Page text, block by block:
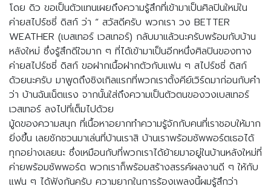
โดย ดิว ขอเป็นตัวแทนเผยถึงความรู้สึกที่เข้ามาเป็นศิลปินใหม่ใน
ค่ายสไปร์ซซี่ ดิสก์ ว่า “ สวัสดีครับ พวกเรา วง BETTER
WEATHER (เบสเทอร์ เวสเทอร์) กลับมาแล้วนะครับพร้อมกับบ้าน
หลังใหม่ ซึ่งรู้สึกดีใจมาก ๆ ที่ได้เข้ามาเป็นอีกหนึ่งศิลปินของทาง
ค่ายสไปร์ซซี่ ดิสก์ ขอฝากเนื้อฝากตัวกับแฟน ๆ สไปร์ซซี่ ดิสก์
ด้วยนะครับ มาพูดถึงซิงเกิลแรกที่พวกเราตั้งคีย์เวิร์ดมาก่อนกับคำ
ว่า บ้านฉันเน็ตแรง จากนั้นใส่ถึงความเป็นตัวตนของวงเบสเทอร์
เวสเทอร์ ลงไปที่เต็มไปด้วย
มู้ดของความสนุก ที่เนื้อหาอยากทำความรู้จักกับคนที่เราชอบให้มาก
ยิ่งขึ้น เลยชักชวนมาเล่นที่บ้านเราสิ บ้านเราพร้อมซัพพอร์ตเธอได้
ทุกอย่างเลยนะ ซึ่งเหมือนกับที่พวกเราได้ย้ายมาอยู่ในบ้านหลังใหม่ที่
ค่ายพร้อมซัพพอร์ต พวกเราก็พร้อมสร้างสรรค์ผลงานดี ๆ ให้กับ
แฟน ๆ ได้ฟังกันครับ ความยากในการร้องเพลงนี้ผมรู้สึกว่า